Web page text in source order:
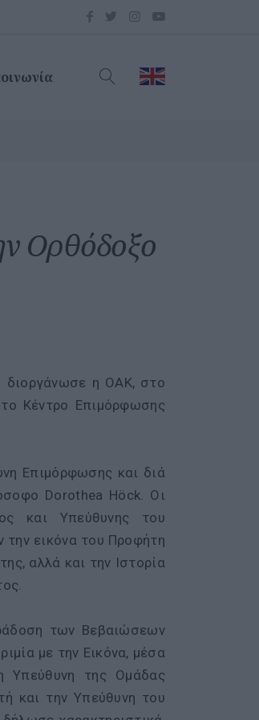
Ορθόδοξο
διοργάνωσε η ΟΑΚ, στο
Κέντρο Επιμόρφωσης
Επιμόρφωσης και διά
Dorothea Höck. Οι
και Υπεύθυνης του
εικόνα του Προφήτη
αλλά και την Ιστορία
των Βεβαιώσεων
με την Εικόνα, μέσα
Υπεύθυνη της Ομάδας
και την Υπεύθυνη του